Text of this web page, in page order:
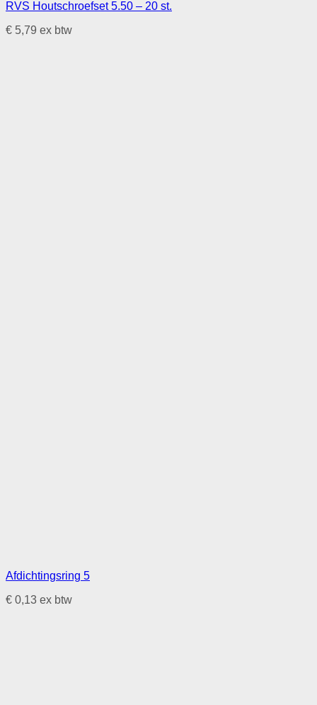
RVS Houtschroefset 5.50 – 20 st.
€ 5,79 ex btw
Afdichtingsring 5
€ 0,13 ex btw